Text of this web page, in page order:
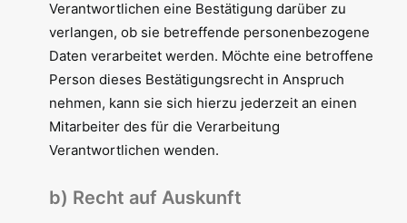
Verantwortlichen eine Bestätigung darüber zu
verlangen, ob sie betreffende personenbezogene
Daten verarbeitet werden. Möchte eine betroffene
Person dieses Bestätigungsrecht in Anspruch
nehmen, kann sie sich hierzu jederzeit an einen
Mitarbeiter des für die Verarbeitung
Verantwortlichen wenden.
b) Recht auf Auskunft